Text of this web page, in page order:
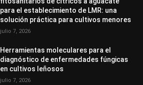
para el establecimiento de LMR: una
solución práctica para cultivos menores
julio 7, 2026
Herramientas moleculares para el
diagnóstico de enfermedades fúngicas
en cultivos leñosos
julio 7, 2026